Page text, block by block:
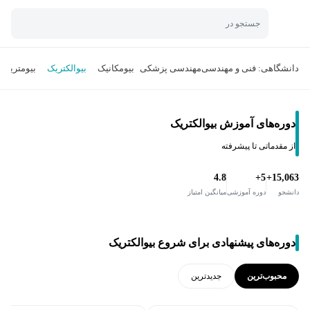
جستجو در
دانشگاهی: فنی و مهندسیمهندسی پزشکی بیومکانیک بیوالکتریک بیومتریال
دوره‌های آموزش بیوالکتریک
از مقدماتی تا پیشرفته
15,063+
دانشجو
5+
دوره آموزشی
4.8
میانگین امتیاز
دوره‌های پیشنهادی برای شروع بیوالکتریک
محبوب‌ترین جدید‌ترین